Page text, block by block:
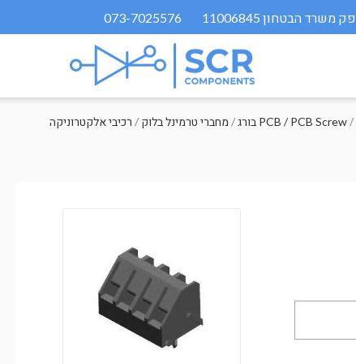
073-7025576
רכיבי אלקטרוניקה / מחברי טרמינל בלוק / בורג PCB / PCB Screw/